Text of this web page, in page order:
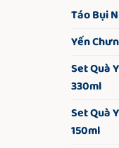
Táo Bụi
Yến
Set Quà
330ml
Set Quà
150ml